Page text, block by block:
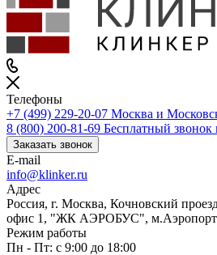
Телефоны
+7 (499) 229-20-07 Москва и
8 (800) 200-81-69 Бесплатный звонок
Заказать звонок
E-mail
info@klinker.ru
Адрес
Россия, г. Москва, Кочновский
офис 1, "ЖК АЭРОБУС", м.Аэропорт
Режим работы
Пн - Пт: с 9:00 до 18:00